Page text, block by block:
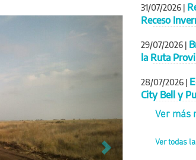
Siguiente
31/07/2026 |
Receso
29/07/2026 |
la Ruta
28/07/2026 |
City Bell y
Ver más
Ver todas